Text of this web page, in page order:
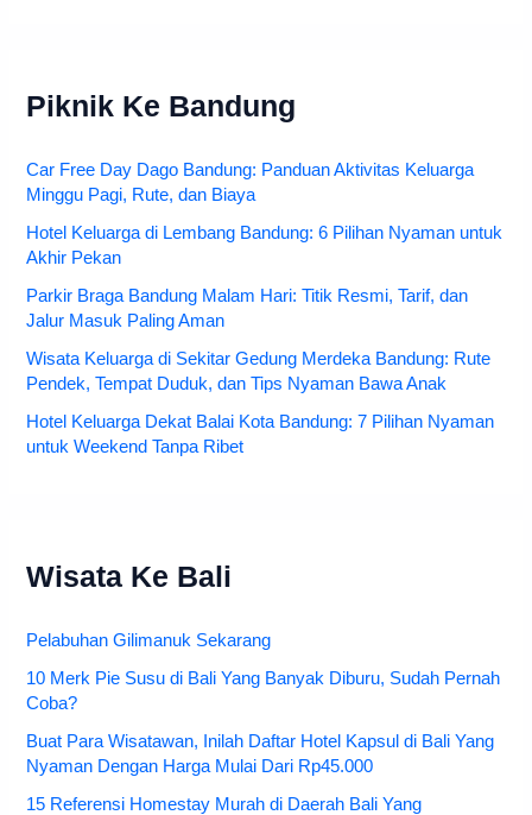
Piknik Ke Bandung
Car Free Day Dago Bandung: Panduan Aktivitas Keluarga
Minggu Pagi, Rute, dan Biaya
Hotel Keluarga di Lembang Bandung: 6 Pilihan Nyaman untuk
Akhir Pekan
Parkir Braga Bandung Malam Hari: Titik Resmi, Tarif, dan
Jalur Masuk Paling Aman
Wisata Keluarga di Sekitar Gedung Merdeka Bandung: Rute
Pendek, Tempat Duduk, dan Tips Nyaman Bawa Anak
Hotel Keluarga Dekat Balai Kota Bandung: 7 Pilihan Nyaman
untuk Weekend Tanpa Ribet
Wisata Ke Bali
Pelabuhan Gilimanuk Sekarang
10 Merk Pie Susu di Bali Yang Banyak Diburu, Sudah Pernah
Coba?
Buat Para Wisatawan, Inilah Daftar Hotel Kapsul di Bali Yang
Nyaman Dengan Harga Mulai Dari Rp45.000
15 Referensi Homestay Murah di Daerah Bali Yang